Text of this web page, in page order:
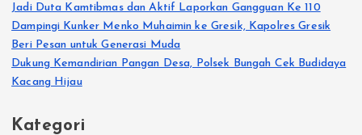
Jadi Duta Kamtibmas dan Aktif Laporkan Gangguan Ke 110
Dampingi Kunker Menko Muhaimin ke Gresik, Kapolres Gresik
Beri Pesan untuk Generasi Muda
Dukung Kemandirian Pangan Desa, Polsek Bungah Cek Budidaya
Kacang Hijau
Kategori